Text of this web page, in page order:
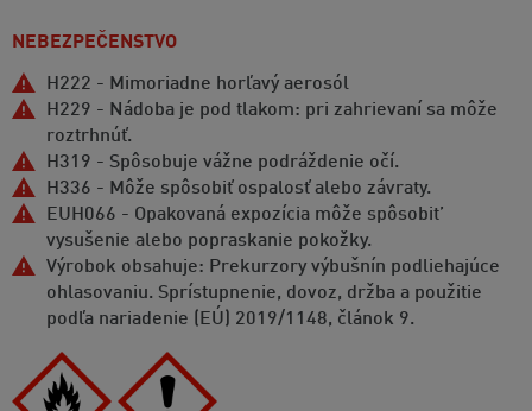
H222 - Mimoriadne horľavý aerosól
H229 - Nádoba je pod tlakom: pri zahrievaní sa môže
roztrhnúť.
H319 - Spôsobuje vážne podráždenie očí.
H336 - Môže spôsobiť ospalosť alebo závraty.
EUH066 - Opakovaná expozícia môže spôsobit’
vysušenie alebo popraskanie pokožky.
Výrobok obsahuje: Prekurzory výbušnín podliehajúce
ohlasovaniu. Sprístupnenie, dovoz, držba a použitie
podľa nariadenie (EÚ) 2019/1148, článok 9.
NEBEZPEČENSTVO